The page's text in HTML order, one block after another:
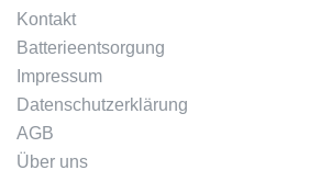
Kontakt
Batterieentsorgung
Impressum
Datenschutzerklärung
AGB
Über uns